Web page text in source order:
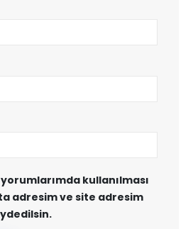
kullanılması
adresim ve site adresim